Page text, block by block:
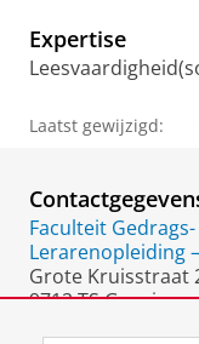
Expertise
Laatst gewijzigd:
Faculteit
Lerarenopleiding
Grote Kruisstraat
9712 TS